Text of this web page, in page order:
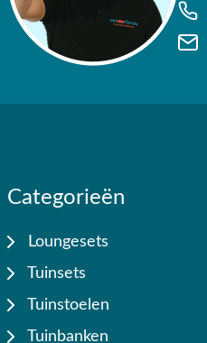
✔ Goede service
Categorieën
Loungesets
Tuinsets
Tuinstoelen
Tuinbanken